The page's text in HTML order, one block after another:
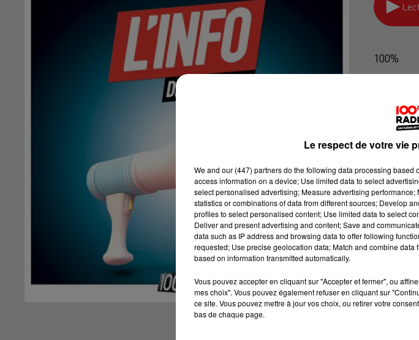
100%
Le respect de votre vie
We and our (447) partnersdo the following data processing based
access information on a device; Use limited data to select
select personalised advertising; Measure advertising
statistics or combinations of data from different sources; Develop
profiles to select personalised content; Use limited data to select
Deliver and present advertising and content; Save and
data such as IP address and browsing data to offer following
requested; Use precise geolocation data; Match and combine
based on information transmitted automatically.
Vous pouvez accepter en cliquant sur "Accepter et fermer", ou
mes choix". Vous pouvez également refuser en cliquant sur
ce site. Vous pouvez mettre à jour vos choix, ou retirer votre
bas de chaque page.